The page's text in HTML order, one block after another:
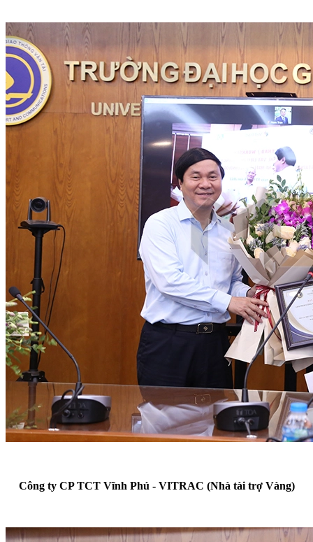
Công ty CP TCT Vĩnh Phú - VITRAC (Nhà tài trợ Vàng)